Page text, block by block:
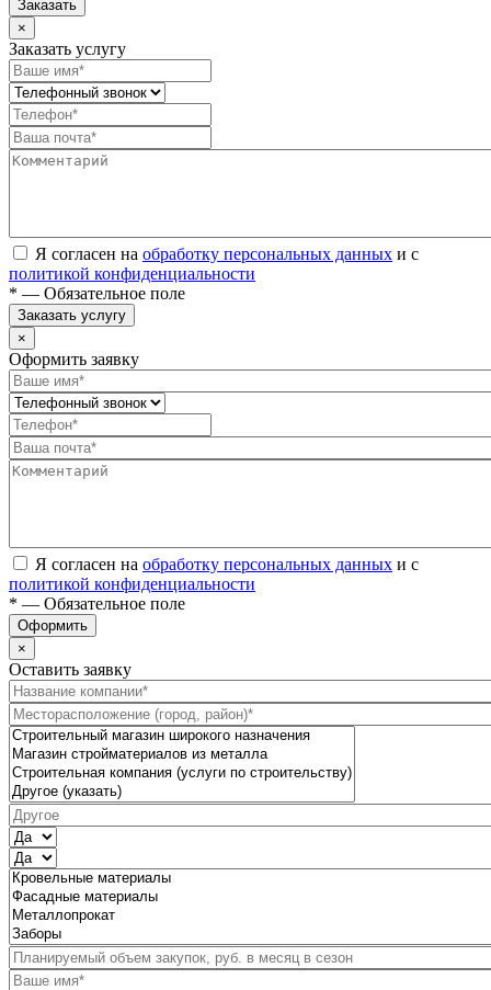
Заказать
×
Заказать услугу
Я согласен на обработку персональных данных и с
политикой конфиденциальности
* — Обязательное поле
Заказать услугу
×
Оформить заявку
Я согласен на обработку персональных данных и с
политикой конфиденциальности
* — Обязательное поле
Оформить
×
Оставить заявку